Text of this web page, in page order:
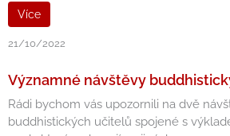
Více
21/10/2022
Významné návštěvy
Rádi bychom vás upozornili na dvě
buddhistických učitelů spojené s